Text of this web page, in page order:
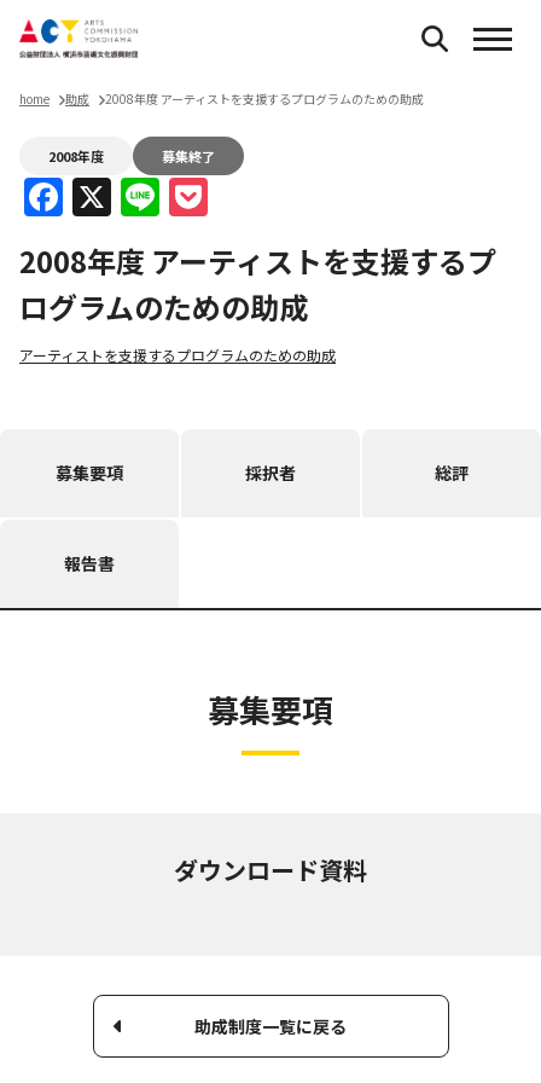
home 助成 2008年度 アーティストを支援するプログラムのための助成
2008年度 募集終了
Facebook
X Line
2008年度 アーティストを支援するプ
ログラムのための助成
アーティストを支援するプログラムのための助成
募集要項 採択者 総評
報告書
募集要項
ダウンロード資料
助成制度一覧に戻る